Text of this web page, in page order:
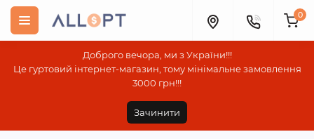
Доброго вечора, ми з України!!!
Це гуртовий інтернет-магазин, тому мінімальне замовлення
3000 грн!!!
Зачинити
0